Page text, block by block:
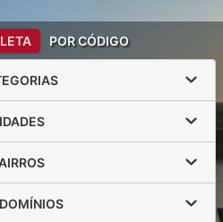
POR CÓDIGO